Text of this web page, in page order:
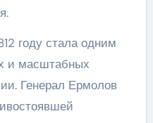
году стала одним
и масштабных
Генерал Ермолов